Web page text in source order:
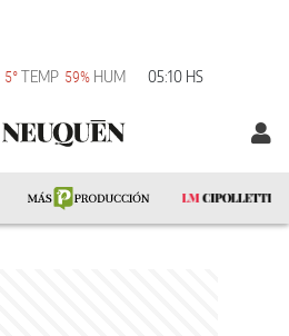
5°TEMP 59% HUM 05:10 HS